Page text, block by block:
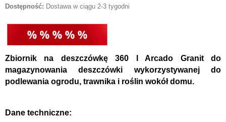
Dostępność: Dostawa w ciągu 2-3 tygodni
Zbiornik na deszczówkę 360 l Arcado Granit do
magazynowania deszczówki wykorzystywanej do
podlewania ogrodu, trawnika i roślin wokół domu.
Dane techniczne: